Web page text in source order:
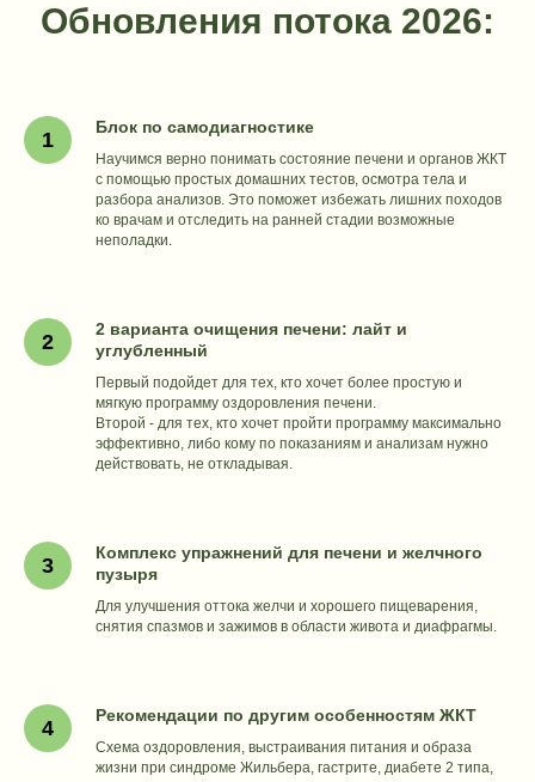
Обновления потока 2026:
Блок по самодиагностике
Научимся верно понимать состояние печени и органов ЖКТ
с помощью простых домашних тестов, осмотра тела и
разбора анализов. Это поможет избежать лишних походов
ко врачам и отследить на ранней стадии возможные
неполадки.
2 варианта очищения печени: лайт и
углубленный
Первый подойдет для тех, кто хочет более простую и
мягкую программу оздоровления печени.
Второй - для тех, кто хочет пройти программу максимально
эффективно, либо кому по показаниям и анализам нужно
действовать, не откладывая.
Комплекс упражнений для печени и желчного
пузыря
Для улучшения оттока желчи и хорошего пищеварения,
снятия спазмов и зажимов в области живота и диафрагмы.
Рекомендации по другим особенностям ЖКТ
Схема оздоровления, выстраивания питания и образа
жизни при синдроме Жильбера, гастрите, диабете 2 типа,
МОЙ ПУТЬ
ОНЛАЙН-КУРСЫ
Здоровая печень
‌Висцеральный массаж
живота
ГАЙДЫ
Волосы
Иммунитет
Рецепты
РЕТРИТЫ
Ретрит в Суздале
Beauty ретрит